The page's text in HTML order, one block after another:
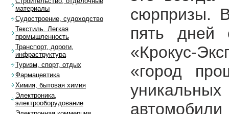
сюрпризы.
пять дней
«Крокус-
«город
материалы
Судостроение, судоходство
Текстиль. Легкая
промышленность
Транспорт, дороги,
инфраструктура
Туризм, спорт, отдых
Фармацевтика
Химия, бытовая химия
Электроника,
электрооборудование